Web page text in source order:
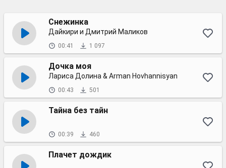
Снежинка
Дайкири и Дмитрий Маликов
00:41 1 097
Дочка моя
Лариса Долина & Arman Hovhannisyan
00:43 501
Тайна без тайн
00:39 460
Плачет дождик